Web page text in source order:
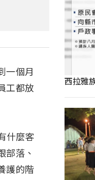
一個月
工都放
什麼客
部落、
護的階
西拉雅